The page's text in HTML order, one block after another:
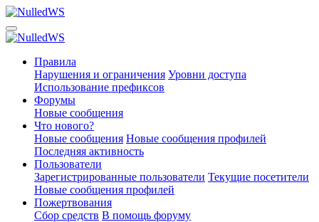
Правила
Нарушения и ограничения Уровни доступа
Использование префиксов
Форумы
Новые сообщения
Что нового?
Новые сообщения Новые сообщения профилей
Последняя активность
Пользователи
Зарегистрированные пользователи Текущие посетители
Новые сообщения профилей
Пожертвования
Сбор средств В помощь форуму